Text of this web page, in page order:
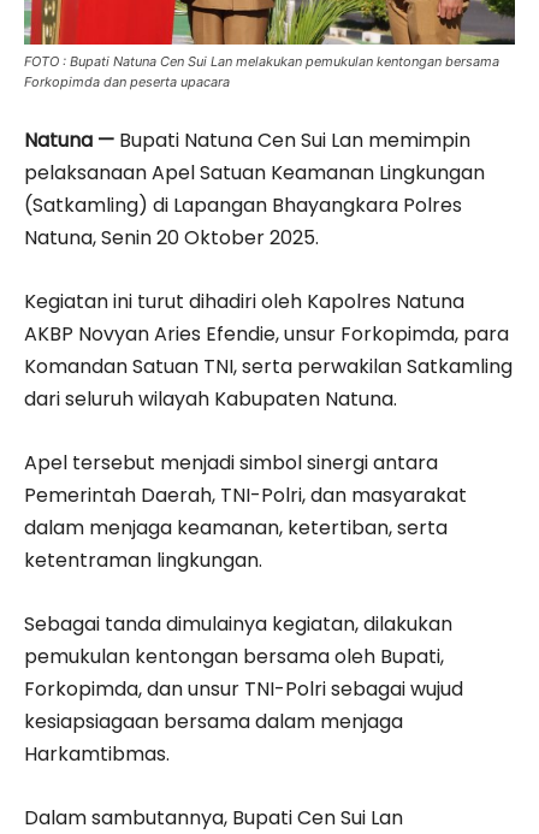
FOTO : Bupati Natuna Cen Sui Lan melakukan pemukulan kentongan bersama
Forkopimda dan peserta upacara
Natuna — Bupati Natuna Cen Sui Lan memimpin
pelaksanaan Apel Satuan Keamanan Lingkungan
(Satkamling) di Lapangan Bhayangkara Polres
Natuna, Senin 20 Oktober 2025.
Kegiatan ini turut dihadiri oleh Kapolres Natuna
AKBP Novyan Aries Efendie, unsur Forkopimda, para
Komandan Satuan TNI, serta perwakilan Satkamling
dari seluruh wilayah Kabupaten Natuna.
Apel tersebut menjadi simbol sinergi antara
Pemerintah Daerah, TNI-Polri, dan masyarakat
dalam menjaga keamanan, ketertiban, serta
ketentraman lingkungan.
Sebagai tanda dimulainya kegiatan, dilakukan
pemukulan kentongan bersama oleh Bupati,
Forkopimda, dan unsur TNI-Polri sebagai wujud
kesiapsiagaan bersama dalam menjaga
Harkamtibmas.
Dalam sambutannya, Bupati Cen Sui Lan